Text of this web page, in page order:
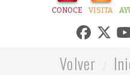
CONOCE VISITA
Volver